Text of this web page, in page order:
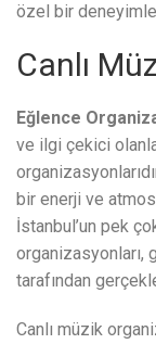
özel bir
Canlı
Eğlence
ve ilgi çekici
bir enerji ve
İstanbul’un pek
tarafından
Canlı müzik